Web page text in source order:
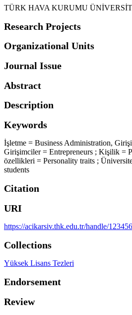
TÜRK HAVA KURUMU
Research Projects
Organizational Units
Journal Issue
Abstract
Description
Keywords
İşletme = Business Administration,
Girişimciler = Entrepreneurs ; Kişilik =
özellikleri = Personality traits ;
students
Citation
URI
https://acikarsiv.thk.edu.tr/handle/
Collections
Yüksek Lisans Tezleri
Endorsement
Review